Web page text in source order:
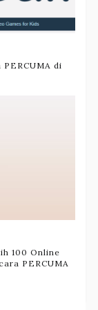
di
100 Online
PERCUMA